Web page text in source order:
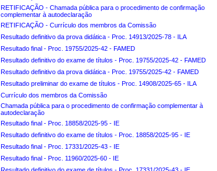
RETIFICAÇÃO - Chamada pública para o procedimento de confirmação
complementar à autodeclaração
RETIFICAÇÃO - Currículo dos membros da Comissão
Resultado definitivo da prova didática - Proc. 14913/2025-78 - ILA
Resultado final - Proc. 19755/2025-42 - FAMED
Resultado definitivo do exame de títulos - Proc. 19755/2025-42 - FAMED
Resultado definitivo da prova didática - Proc. 19755/2025-42 - FAMED
Resultado preliminar do exame de títulos - Proc. 14908/2025-65 - ILA
Currículo dos membros da Comissão
Chamada pública para o procedimento de confirmação complementar à
autodeclaração
Resultado final - Proc. 18858/2025-95 - IE
Resultado definitivo do exame de títulos - Proc. 18858/2025-95 - IE
Resultado final - Proc. 17331/2025-43 - IE
Resultado final - Proc. 11960/2025-60 - IE